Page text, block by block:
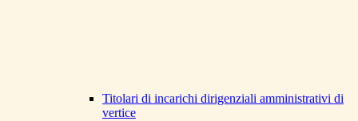
Titolari di incarichi dirigenziali amministrativi di
vertice